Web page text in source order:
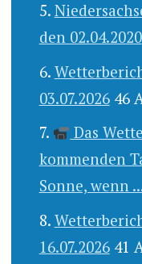
den 02.04.2020
03.07.2026 46
Das
kommenden
Sonne, wenn
16.07.2026 41